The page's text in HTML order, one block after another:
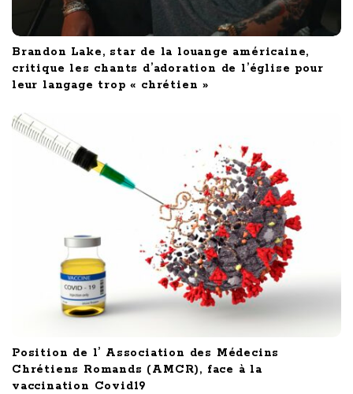
Brandon Lake, star de la louange américaine,
critique les chants d’adoration de l’église pour
leur langage trop « chrétien »
Position de l’ Association des Médecins
Chrétiens Romands (AMCR), face à la
vaccination Covid19